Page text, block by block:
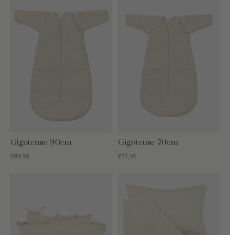
Gigoteuse 90cm
€89,95
Gigoteuse 70cm
€79,95